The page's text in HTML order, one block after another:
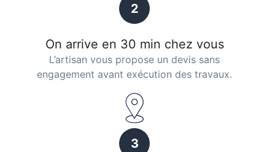
2
On arrive en 30 min chez vous
L’artisan vous propose un devis sans
engagement avant exécution des travaux.
3